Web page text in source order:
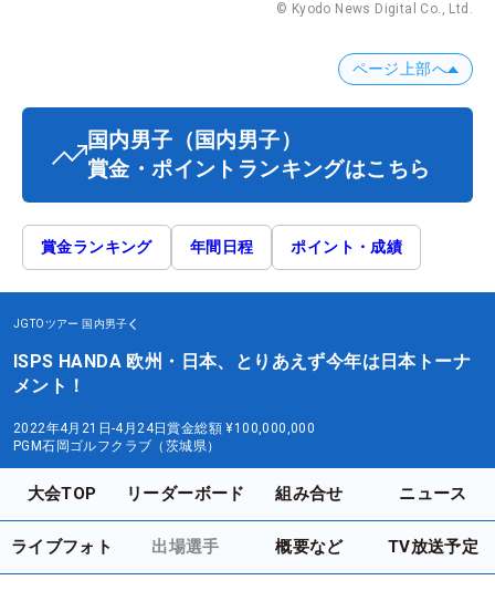
© Kyodo News Digital Co., Ltd.
ページ上部へ
国内男子 （国内男子）
賞金・ポイントランキングはこちら
賞金ランキング 年間日程 ポイント・成績
JGTOツアー 国内男子
ISPS HANDA 欧州・日本、とりあえず今年は日本トーナ
メント！
2022年4月21日-4月24日賞金総額 ¥100,000,000
PGM石岡ゴルフクラブ（茨城県）
大会TOP リーダーボード 組み合せ ニュース
ライブフォト 出場選手 概要など TV放送予定